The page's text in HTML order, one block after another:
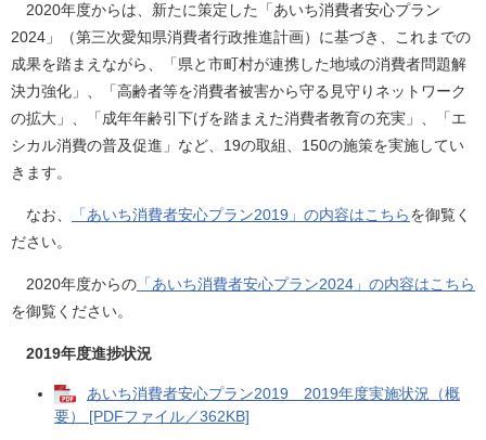
2020年度からは、新たに策定した「あいち消費者安心プラン
2024」（第三次愛知県消費者行政推進計画）に基づき、これまでの
成果を踏まえながら、「県と市町村が連携した地域の消費者問題解
決力強化」、「高齢者等を消費者被害から守る見守りネットワーク
の拡大」、「成年年齢引下げを踏まえた消費者教育の充実」、「エ
シカル消費の普及促進」など、19の取組、150の施策を実施してい
きます。
なお、 「あいち消費者安心プラン2019」の内容はこちらを御覧く
ださい。
2020年度からの 「あいち消費者安心プラン2024」の内容はこちら
を御覧ください。
2019年度進捗状況
あいち消費者安心プラン2019 2019年度実施状況（概
要） [PDFファイル／362KB]